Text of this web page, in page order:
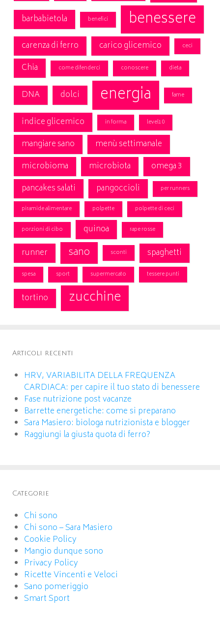
barbabietola
benefici benessere
carenza di ferro carico glicemico ceci
Chia come difenderci conoscere dieta
DNA dolci energia fame
indice glicemico in forma level10
mangiare sano
menù settimanale
microbioma
microbiota
omega 3
pancakes salati
pangoccioli per runners
piramide alimentare polpette polpette di ceci
porzioni di cibo quinoa rape rosse
runner sano sconti spaghetti
spesa sport supermercato tessere punti
tortino zucchine
Articoli recenti
HRV, VARIABILITA DELLA FREQUENZA
CARDIACA: per capire il tuo stato di benessere
Fase nutrizione post vacanze
Barrette energetiche: come si preparano
Sara Masiero: biologa nutrizionista e blogger
Raggiungi la giusta quota di ferro?
Categorie
Chi sono
Chi sono – Sara Masiero
Cookie Policy
Mangio dunque sono
Privacy Policy
Ricette Vincenti e Veloci
Sano pomeriggio
Smart Sport